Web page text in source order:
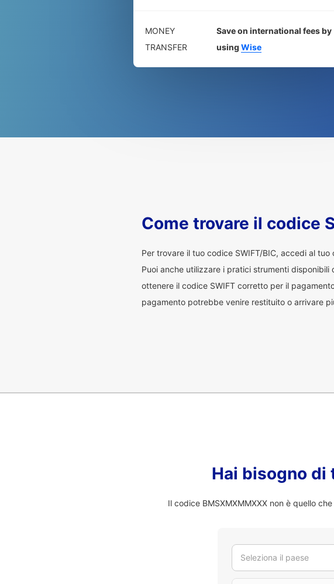
MONEY
TRANSFER
Save on international fees by
using Wise
Come trovare il codice
Per trovare il tuo codice SWIFT/BIC, accedi al
Puoi anche utilizzare i pratici strumenti
ottenere il codice SWIFT corretto per il
pagamento potrebbe venire restituito o arrivare
Hai bisogno di
Il codice BMSXMXMMXXX non è quello
Seleziona il paese